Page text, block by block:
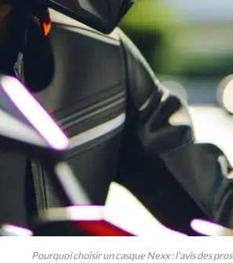
Pourquoi choisir un casque Nexx : l'avis des pros